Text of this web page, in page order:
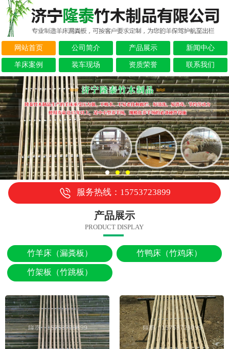
网站首页 公司简介 产品展示 新闻中心
羊床案例 装车现场 资质荣誉 联系我们
服务热线：15753723899
产品展示
PRODUCT DISPLAY
竹羊床（漏粪板） 竹鸭床（竹鸡床）
竹架板（竹跳板）